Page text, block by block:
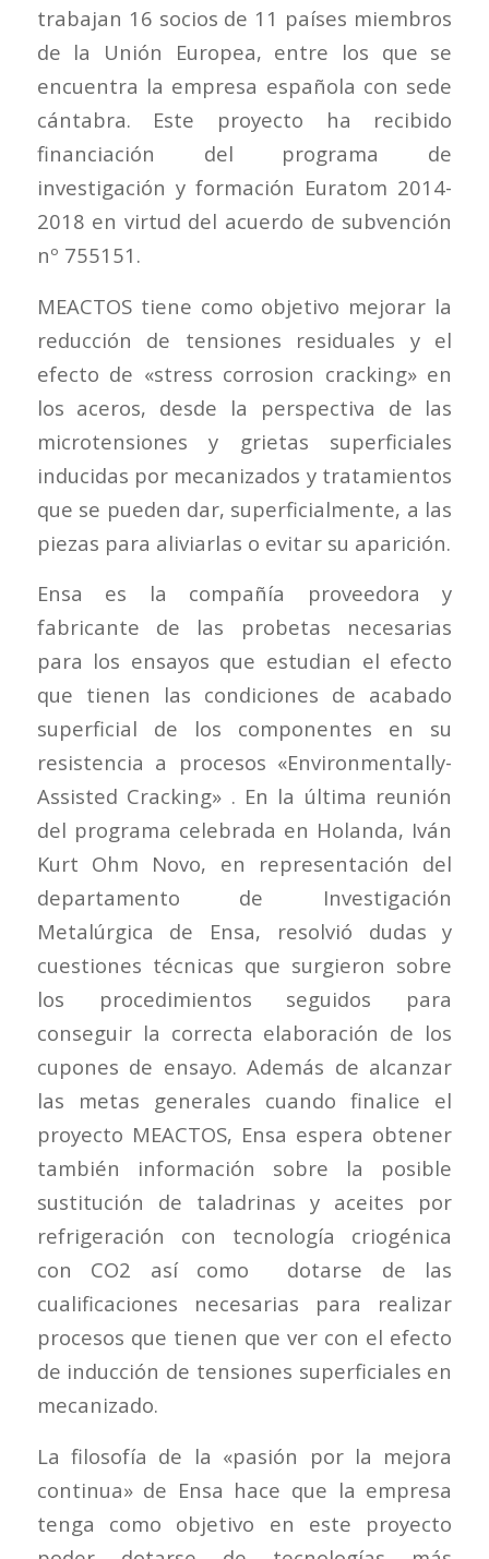
trabajan 16 socios de 11 países miembros
de la Unión Europea, entre los que se
encuentra la empresa española con sede
cántabra. Este proyecto ha recibido
financiación del programa de
investigación y formación Euratom 2014-
2018 en virtud del acuerdo de subvención
nº 755151.
MEACTOS tiene como objetivo mejorar la
reducción de tensiones residuales y el
efecto de «stress corrosion cracking» en
los aceros, desde la perspectiva de las
microtensiones y grietas superficiales
inducidas por mecanizados y tratamientos
que se pueden dar, superficialmente, a las
piezas para aliviarlas o evitar su aparición.
Ensa es la compañía proveedora y
fabricante de las probetas necesarias
para los ensayos que estudian el efecto
que tienen las condiciones de acabado
superficial de los componentes en su
resistencia a procesos «Environmentally-
Assisted Cracking» . En la última reunión
del programa celebrada en Holanda, Iván
Kurt Ohm Novo, en representación del
departamento de Investigación
Metalúrgica de Ensa, resolvió dudas y
cuestiones técnicas que surgieron sobre
los procedimientos seguidos para
conseguir la correcta elaboración de los
cupones de ensayo. Además de alcanzar
las metas generales cuando finalice el
proyecto MEACTOS, Ensa espera obtener
también información sobre la posible
sustitución de taladrinas y aceites por
refrigeración con tecnología criogénica
con CO2 así como dotarse de las
cualificaciones necesarias para realizar
procesos que tienen que ver con el efecto
de inducción de tensiones superficiales en
mecanizado.
La filosofía de la «pasión por la mejora
continua» de Ensa hace que la empresa
tenga como objetivo en este proyecto